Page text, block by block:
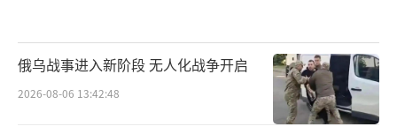
俄乌战事进入新阶段 无人化战争开启
2026-08-06 13:42:48